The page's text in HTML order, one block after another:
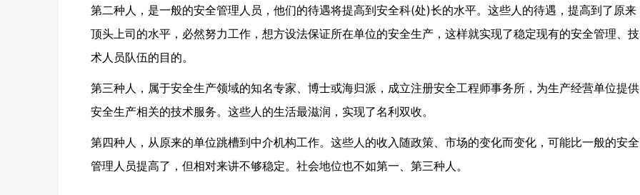
第二种人，是一般的安全管理人员，他们的待遇将提高到安全科(处)长的水平。这些人的待遇，提高到了原来
顶头上司的水平，必然努力工作，想方设法保证所在单位的安全生产，这样就实现了稳定现有的安全管理、技
术人员队伍的目的。
第三种人，属于安全生产领域的知名专家、博士或海归派，成立注册安全工程师事务所，为生产经营单位提供
安全生产相关的技术服务。这些人的生活最滋润，实现了名利双收。
第四种人，从原来的单位跳槽到中介机构工作。这些人的收入随政策、市场的变化而变化，可能比一般的安全
管理人员提高了，但相对来讲不够稳定。社会地位也不如第一、第三种人。